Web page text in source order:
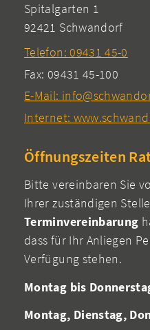
Spitalgarten 1
92421 Schwandorf
Telefon: 09431 45-0
Fax: 09431 45-100
E-Mail:
Internet:
Öffnungszeiten
Bitte vereinbaren Sie
Ihrer zuständigen
Terminvereinbarung
dass für Ihr Anliegen
Verfügung stehen.
Montag bis
Montag, Dienstag,